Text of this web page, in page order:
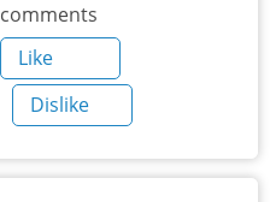
comments
Like
Dislike